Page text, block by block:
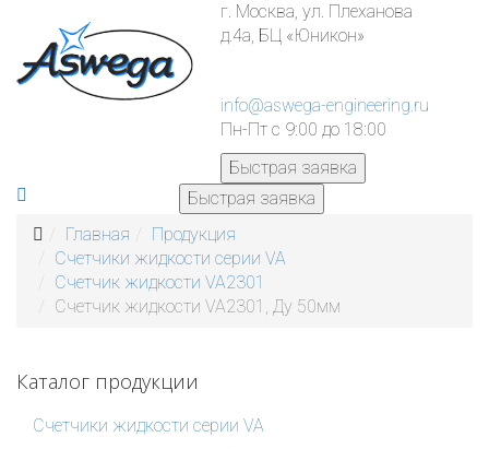
г. Москва, ул. Плеханова
д.4а, БЦ «Юникон»
info@aswega-engineering.ru
Пн-Пт с 9:00 до 18:00
Быстрая заявка
Быстрая заявка
Главная
Продукция
Счетчики жидкости серии VA
Счетчик жидкости VA2301
Счетчик жидкости VA2301, Ду 50мм
Каталог продукции
Счетчики жидкости серии VA